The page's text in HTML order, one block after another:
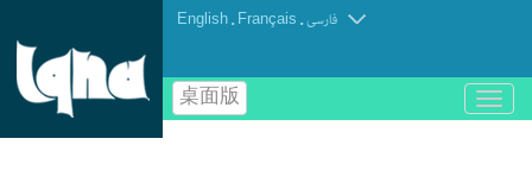
English . Français .فارسی
桌面版
باز
و